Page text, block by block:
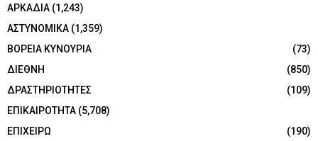
ΑΡΚΑΔΙΑ (1,243)
ΑΣΤΥΝΟΜΙΚΑ (1,359)
ΒΟΡΕΙΑ ΚΥΝΟΥΡΙΑ
(73)
ΔΙΕΘΝΗ
(850)
ΔΡΑΣΤΗΡΙΟΤΗΤΕΣ
(109)
ΕΠΙΚΑΙΡΟΤΗΤΑ (5,708)
ΕΠΙΧΕΙΡΩ
(190)